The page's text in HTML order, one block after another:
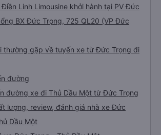
Linh Limousine khởi hành tại PV Đức
BX Đức Trọng, 725 QL20 (VP Đức
thường gặp về tuyến xe từ Đức Trọng đi
đường
đường xe đi Thủ Dầu Một từ Đức Trọng
lượng, review, đánh giá nhà xe Đức
Dầu Một